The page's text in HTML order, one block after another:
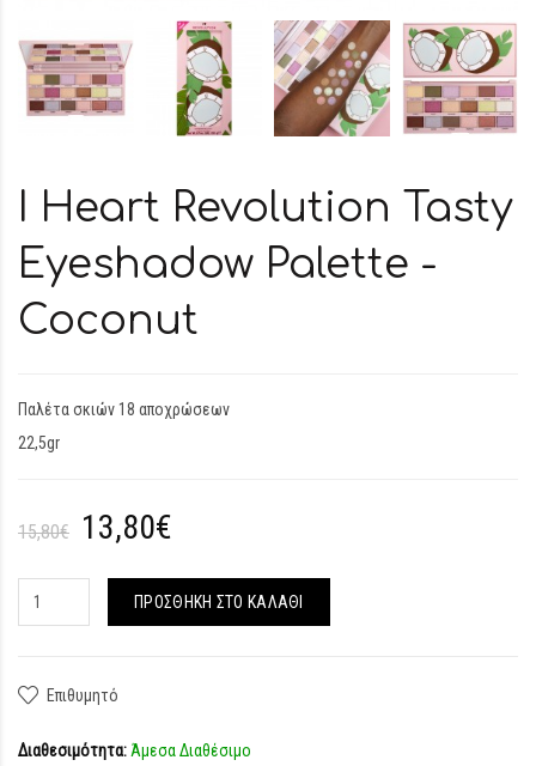
I Heart Revolution Tasty
Eyeshadow Palette -
Coconut
Παλέτα σκιών 18 αποχρώσεων
22,5gr
15,80€ 13,80€
ΠΡΟΣΘΉΚΗ ΣΤΟ ΚΑΛΆΘΙ
Επιθυμητό
Διαθεσιμότητα: Άμεσα Διαθέσιμο